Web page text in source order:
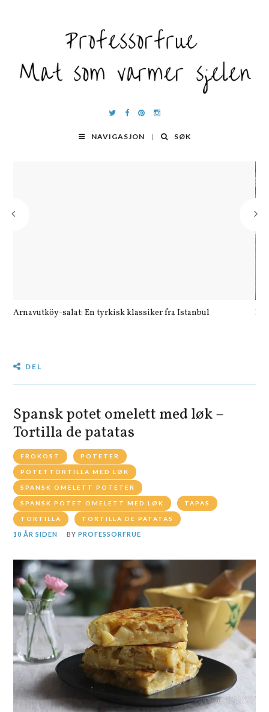
NAVIGASJON SØK
Arnavutköy-salat: En tyrkisk klassiker fra Istanbul
DEL
Spansk potet omelett med løk –
Tortilla de patatas
FROKOST POTETER
POTETTORTILLA MED LØK
SPANSK OMELETT POTETER
SPANSK POTET OMELETT MED LØK TAPAS
TORTILLA TORTILLA DE PATATAS
10 ÅR SIDEN BYPROFESSORFRUE